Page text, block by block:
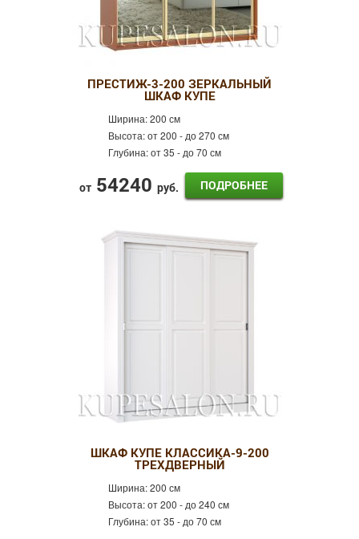
ПРЕСТИЖ-3-200 ЗЕРКАЛЬНЫЙ
ШКАФ КУПЕ
Ширина:200 см
Высота:от 200 - до 270 см
Глубина:от 35 - до 70 см
от 54240 руб. ПОДРОБНЕЕ
ШКАФ КУПЕ КЛАССИКА-9-200
ТРЕХДВЕРНЫЙ
Ширина:200 см
Высота:от 200 - до 240 см
Глубина:от 35 - до 70 см